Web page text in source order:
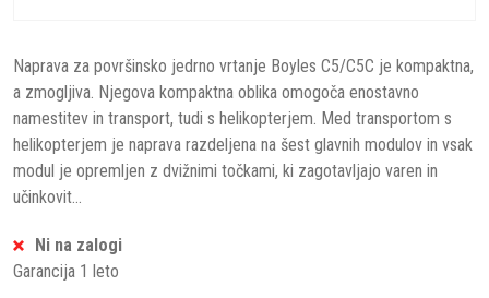
Naprava za površinsko jedrno vrtanje Boyles C5/C5C je kompaktna,
a zmogljiva. Njegova kompaktna oblika omogoča enostavno
namestitev in transport, tudi s helikopterjem. Med transportom s
helikopterjem je naprava razdeljena na šest glavnih modulov in vsak
modul je opremljen z dvižnimi točkami, ki zagotavljajo varen in
učinkovit...
Ni na zalogi
Garancija 1 leto